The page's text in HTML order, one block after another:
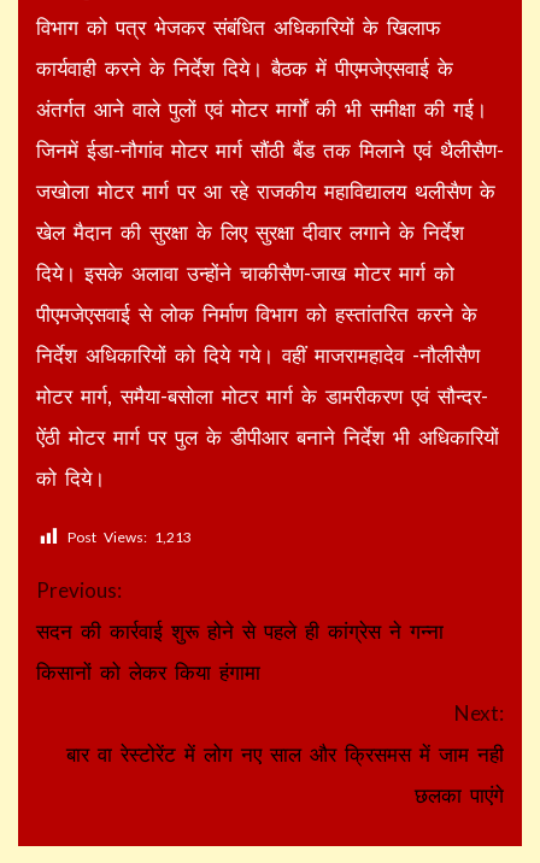
विभाग को पत्र भेजकर संबंधित अधिकारियों के खिलाफ
कार्यवाही करने के निर्देश दिये। बैठक में पीएमजेएसवाई के
अंतर्गत आने वाले पुलों एवं मोटर मार्गों की भी समीक्षा की गई।
जिनमें ईडा-नौगांव मोटर मार्ग सौंठी बैंड तक मिलाने एवं थैलीसैण-
जखोला मोटर मार्ग पर आ रहे राजकीय महाविद्यालय थलीसैण के
खेल मैदान की सुरक्षा के लिए सुरक्षा दीवार लगाने के निर्देश
दिये। इसके अलावा उन्होंने चाकीसैण-जाख मोटर मार्ग को
पीएमजेएसवाई से लोक निर्माण विभाग को हस्तांतरित करने के
निर्देश अधिकारियों को दिये गये। वहीं माजरामहादेव -नौलीसैण
मोटर मार्ग, समैया-बसोला मोटर मार्ग के डामरीकरण एवं सौन्दर-
ऐंठी मोटर मार्ग पर पुल के डीपीआर बनाने निर्देश भी अधिकारियों
को दिये।
Post Views: 1,213
Continue
Reading
Previous:
सदन की कार्रवाई शुरू होने से पहले ही कांग्रेस ने गन्ना
किसानों को लेकर किया हंगामा
Next:
बार वा रेस्टोरेंट में लोग नए साल और क्रिसमस में जाम नही
छलका पाएंगे